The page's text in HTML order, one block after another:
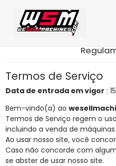
Termos de Serviço
Data de entrada em vigor :
Bem-vindo(a) ao
Termos de Serviço regem o
incluindo a venda de
Ao usar nosso site, você
Caso não concorde com
se abster de usar nosso site.